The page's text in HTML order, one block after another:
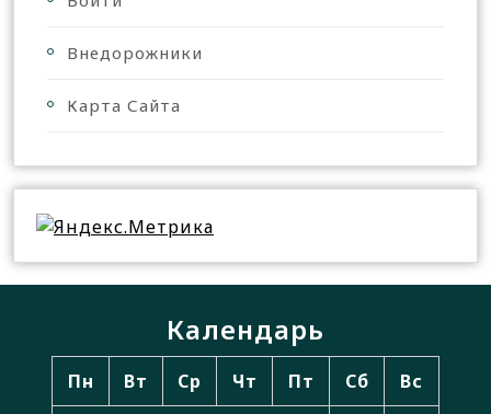
Внедорожники
Карта Сайта
Календарь
Пн Вт Ср Чт Пт Сб
Вс